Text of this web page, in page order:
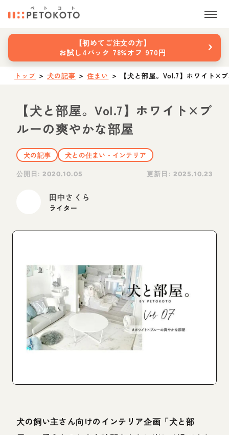
【初めてご注文の方】
お試し4パック 78%オフ 970円
›
トップ ＞ 犬の記事 ＞ 住まい ＞ 【犬と部屋。Vol.7】ホワイト×
【犬と部屋。Vol.7】ホワイト×ブ
ルーの爽やかな部屋
犬の記事
犬との住まい・インテリア
公開日:2020.10.05 更新日: 2025.10.23
田中さくら
ライター
犬の飼い主さん向けのインテリア企画「犬と部